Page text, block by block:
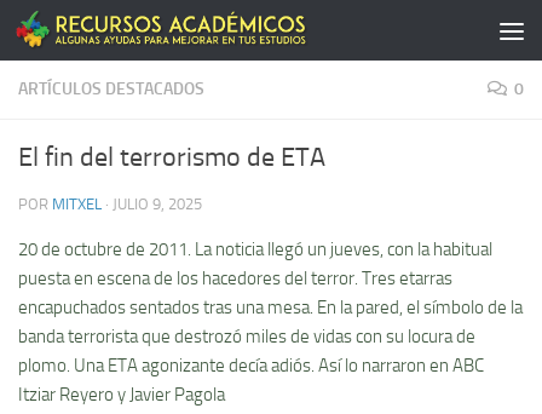
Saltar al contenido
ARTÍCULOS DESTACADOS 0
El fin del terrorismo de ETA
POR MITXEL · JULIO 9, 2025
20 de octubre de 2011. La noticia llegó un jueves, con la habitual
puesta en escena de los hacedores del terror. Tres etarras
encapuchados sentados tras una mesa. En la pared, el símbolo de la
banda terrorista que destrozó miles de vidas con su locura de
plomo. Una ETA agonizante decía adiós. Así lo narraron en ABC
Itziar Reyero y Javier Pagola